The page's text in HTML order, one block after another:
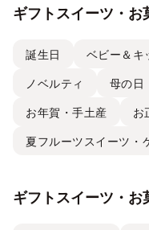
ギフトスイーツ・お
誕生日 ベビー＆キ
ノベルティ 母の日
お年賀・手土産 お
夏フルーツスイーツ・
ギフトスイーツ・お